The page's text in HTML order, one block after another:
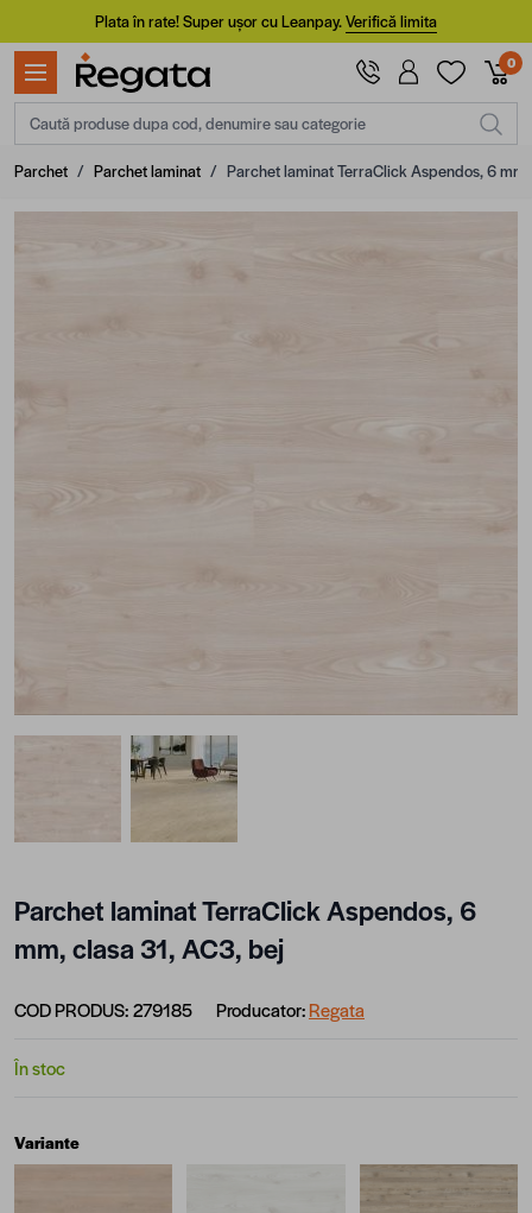
Mergi la ConținutPlata în rate! Super ușor cu Leanpay.Verifică limita
0
Caută produse dupa cod, denumire sau categorie
Parchet / Parchet laminat / Parchet laminat TerraClick Aspendos, 6
View larger imageView larger image
Parchet laminat TerraClick Aspendos, 6
mm, clasa 31, AC3, bej
COD PRODUS:279185 Producator:Regata
În stoc
Variante